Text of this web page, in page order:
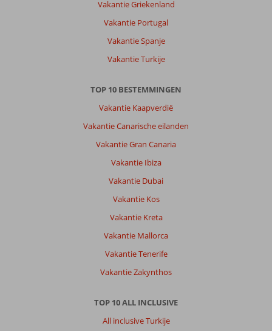
Vakantie Griekenland
Vakantie Portugal
Vakantie Spanje
Vakantie Turkije
TOP 10 BESTEMMINGEN
Vakantie Kaapverdië
Vakantie Canarische eilanden
Vakantie Gran Canaria
Vakantie Ibiza
Vakantie Dubai
Vakantie Kos
Vakantie Kreta
Vakantie Mallorca
Vakantie Tenerife
Vakantie Zakynthos
TOP 10 ALL INCLUSIVE
All inclusive Turkije